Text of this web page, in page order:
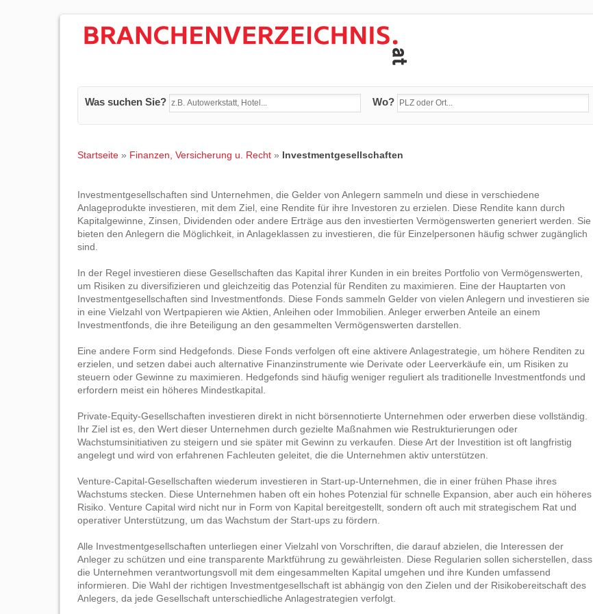
Was suchen Sie? Wo?
Startseite » Finanzen, Versicherung u. Recht » Investmentgesellschaften
Investmentgesellschaften sind Unternehmen, die Gelder von Anlegern sammeln und diese in verschiedene
Anlageprodukte investieren, mit dem Ziel, eine Rendite für ihre Investoren zu erzielen. Diese Rendite kann durch
Kapitalgewinne, Zinsen, Dividenden oder andere Erträge aus den investierten Vermögenswerten generiert werden. Sie
bieten den Anlegern die Möglichkeit, in Anlageklassen zu investieren, die für Einzelpersonen häufig schwer zugänglich
sind.
In der Regel investieren diese Gesellschaften das Kapital ihrer Kunden in ein breites Portfolio von Vermögenswerten,
um Risiken zu diversifizieren und gleichzeitig das Potenzial für Renditen zu maximieren. Eine der Hauptarten von
Investmentgesellschaften sind Investmentfonds. Diese Fonds sammeln Gelder von vielen Anlegern und investieren sie
in eine Vielzahl von Wertpapieren wie Aktien, Anleihen oder Immobilien. Anleger erwerben Anteile an einem
Investmentfonds, die ihre Beteiligung an den gesammelten Vermögenswerten darstellen.
Eine andere Form sind Hedgefonds. Diese Fonds verfolgen oft eine aktivere Anlagestrategie, um höhere Renditen zu
erzielen, und setzen dabei auch alternative Finanzinstrumente wie Derivate oder Leerverkäufe ein, um Risiken zu
steuern oder Gewinne zu maximieren. Hedgefonds sind häufig weniger reguliert als traditionelle Investmentfonds und
erfordern meist ein höheres Mindestkapital.
Private-Equity-Gesellschaften investieren direkt in nicht börsennotierte Unternehmen oder erwerben diese vollständig.
Ihr Ziel ist es, den Wert dieser Unternehmen durch gezielte Maßnahmen wie Restrukturierungen oder
Wachstumsinitiativen zu steigern und sie später mit Gewinn zu verkaufen. Diese Art der Investition ist oft langfristig
angelegt und wird von erfahrenen Fachleuten geleitet, die die Unternehmen aktiv unterstützen.
Venture-Capital-Gesellschaften wiederum investieren in Start-up-Unternehmen, die in einer frühen Phase ihres
Wachstums stecken. Diese Unternehmen haben oft ein hohes Potenzial für schnelle Expansion, aber auch ein höheres
Risiko. Venture Capital wird nicht nur in Form von Kapital bereitgestellt, sondern oft auch mit strategischem Rat und
operativer Unterstützung, um das Wachstum der Start-ups zu fördern.
Alle Investmentgesellschaften unterliegen einer Vielzahl von Vorschriften, die darauf abzielen, die Interessen der
Anleger zu schützen und eine transparente Marktführung zu gewährleisten. Diese Regularien sollen sicherstellen, dass
die Unternehmen verantwortungsvoll mit dem eingesammelten Kapital umgehen und ihre Kunden umfassend
informieren. Die Wahl der richtigen Investmentgesellschaft ist abhängig von den Zielen und der Risikobereitschaft des
Anlegers, da jede Gesellschaft unterschiedliche Anlagestrategien verfolgt.